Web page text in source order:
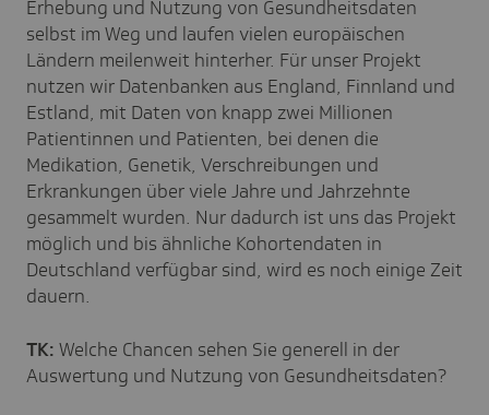
Erhebung und Nutzung von Gesundheitsdaten
selbst im Weg und laufen vielen europäischen
Ländern meilenweit hinterher. Für unser Projekt
nutzen wir Datenbanken aus England, Finnland und
Estland, mit Daten von knapp zwei Millionen
Patientinnen und Patienten, bei denen die
Medikation, Genetik, Verschreibungen und
Erkrankungen über viele Jahre und Jahrzehnte
gesammelt wurden. Nur dadurch ist uns das Projekt
möglich und bis ähnliche Kohortendaten in
Deutschland verfügbar sind, wird es noch einige Zeit
dauern.
TK: Welche Chancen sehen Sie generell in der
Auswertung und Nutzung von Gesundheitsdaten?